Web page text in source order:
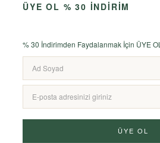
ÜYE OL % 30 İNDİRİM
% 30 İndirimden Faydalanmak İçin ÜYE OL
ÜYE OL